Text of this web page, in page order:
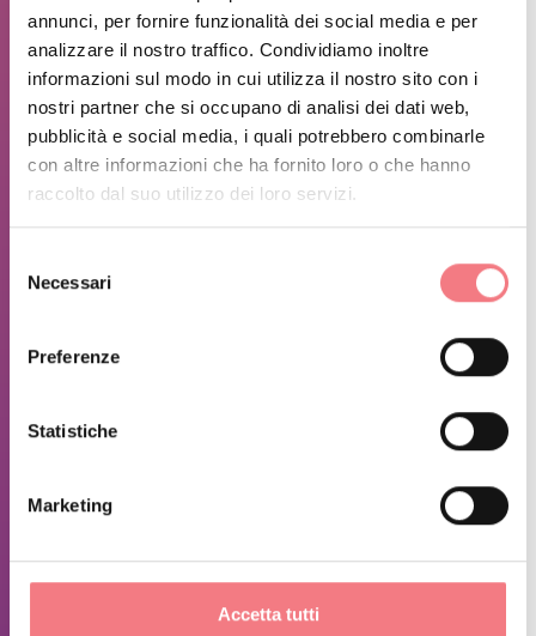
annunci, per fornire funzionalità dei social media e per
analizzare il nostro traffico. Condividiamo inoltre
informazioni sul modo in cui utilizza il nostro sito con i
nostri partner che si occupano di analisi dei dati web,
pubblicità e social media, i quali potrebbero combinarle
con altre informazioni che ha fornito loro o che hanno
raccolto dal suo utilizzo dei loro servizi.
delNecessari
Preferenze
Statistiche
Marketing
Accetta tutti
E’ consigliato avere una sacca per
depositare gli effetti personali ed
indumenti da riporre negli armadietti
o negli spogliatoi durante l’attività. E’
possibile acquistare delle borse alla
INFORMAZIONI SUGLI ORARI
Tariffe
Pattinaggio con nolo ridotto € 9,00
Pattinaggio (pattini propri) per turno € 6.00
Pattinaggio (pattini propri) ridotto € 5.00